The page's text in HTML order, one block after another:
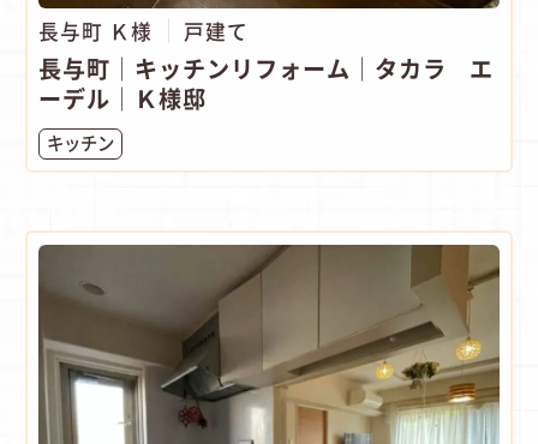
長与町 Ｋ様 戸建て
長与町│キッチンリフォーム│タカラ エ
ーデル│Ｋ様邸
キッチン